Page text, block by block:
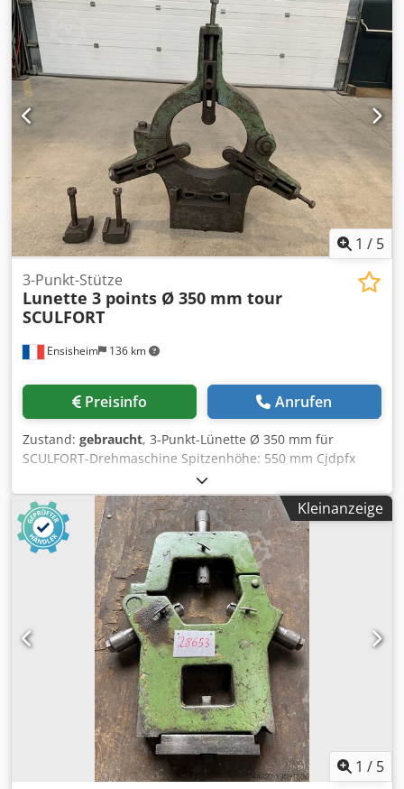
1 / 5
Ensisheim 136 km
3-Punkt-Stütze
Lunette 3 points Ø 350 mm tour
SCULFORT
Preisinfo Anrufen
Zustand: gebraucht, 3-Punkt-Lünette Ø 350 mm für
SCULFORT-Drehmaschine Spitzenhöhe: 550 mm Cjdpfx
Aszmw Snek Dsrf Maximaler Durchmesser: Ø 350 mm
Abstand zwischen den Befestigungen V: 350 mm Breite:
1200 mm Dicke: 300 mm Gesamthöhe: 1300 mm Gewicht:
ca. 250 kg
Kleinanzeige
1 / 5